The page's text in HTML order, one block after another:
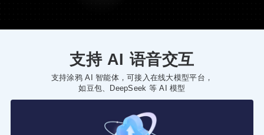
支持 AI 语音交互
支持涂鸦 AI 智能体，可接入在线大模型平台，
如豆包、DeepSeek 等 AI 模型